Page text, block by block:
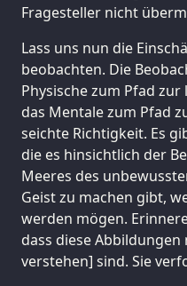
Fragesteller nicht
Lass uns nun die
beobachten. Die
Physische zum Pfad
das Mentale zum Pfad
seichte Richtigkeit. Es
die es hinsichtlich der
Meeres des
Geist zu machen gibt,
werden mögen.
dass diese
verstehen] sind. Sie